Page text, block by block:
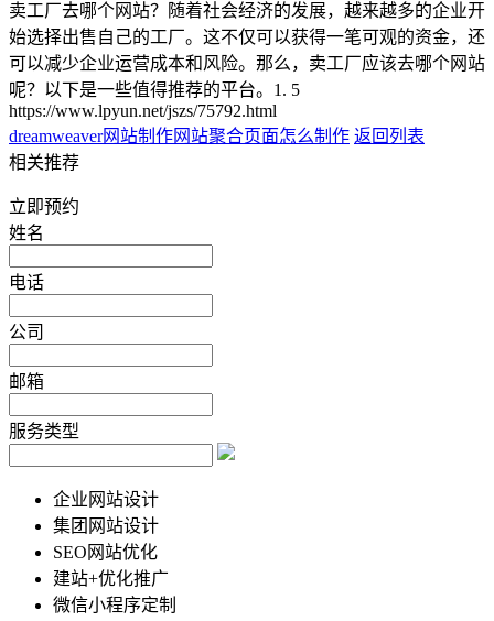
卖工厂去哪个网站？随着社会经济的发展，越来越多的企业开
始选择出售自己的工厂。这不仅可以获得一笔可观的资金，还
可以减少企业运营成本和风险。那么，卖工厂应该去哪个网站
呢？以下是一些值得推荐的平台。1. 5
https://www.lpyun.net/jszs/75792.html
dreamweaver网站制作网站聚合页面怎么制作 返回列表
相关推荐
立即预约
姓名
电话
公司
邮箱
服务类型
企业网站设计
集团网站设计
SEO网站优化
建站+优化推广
微信小程序定制